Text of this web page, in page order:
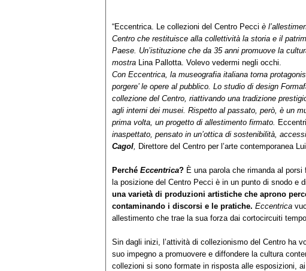
“Eccentrica. Le collezioni del Centro Pecci è
Centro che restituisce alla collettività la storia e il
Paese. Un’istituzione che da 35 anni promuove la
mostra Lina Pallotta. Volevo vedermi negli occhi.
Con Eccentrica, la museografia italiana torna
porgere’ le opere al pubblico. Lo studio di design
collezione del Centro, riattivando una tradizione
agli interni dei musei. Rispetto al passato, però, è un
prima volta, un progetto di allestimento firmato.
inaspettato, pensato in un’ottica di sostenibilità,
Cagol Direttore del Centro per l’arte contemporanea
Perché Eccentrica? È una parola che rimanda al
la posizione del Centro Pecci è in un punto di snodo e
una varietà di produzioni artistiche che aprono
contaminando i discorsi e le pratiche. Eccentrica
allestimento che trae la sua forza dai cortocircuiti
Sin dagli inizi, l’attività di collezionismo del Centro ha
suo impegno a promuovere e diffondere la cultura
collezioni si sono formate in risposta alle esposizioni,